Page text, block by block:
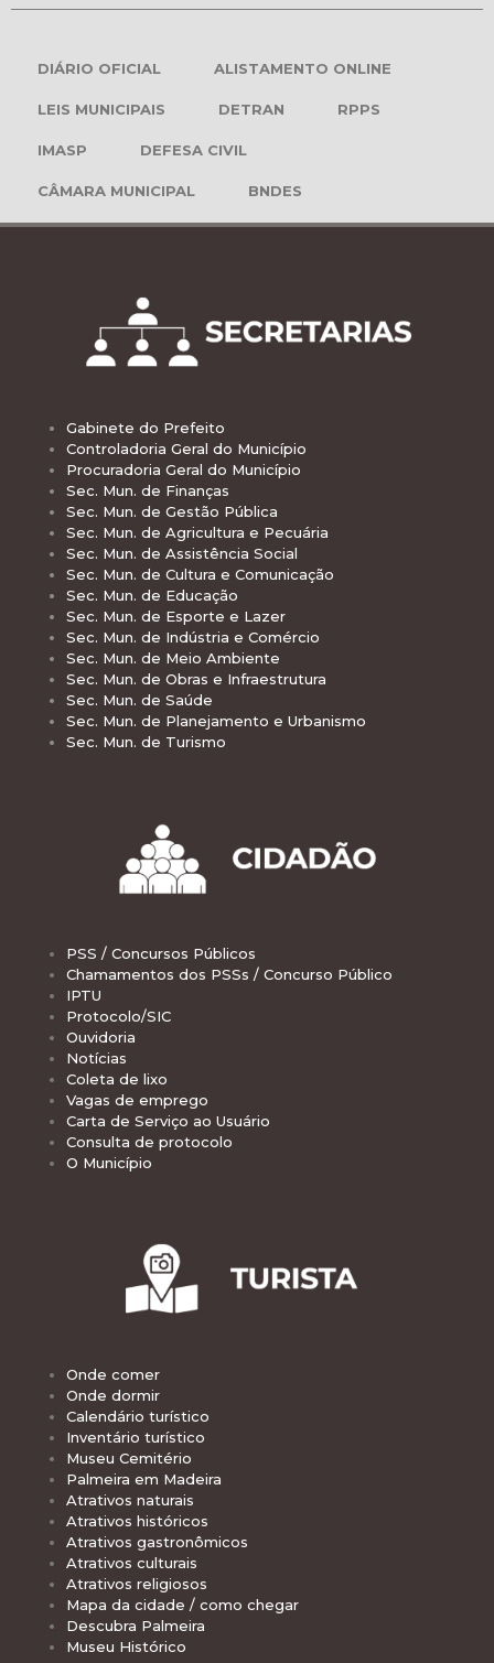
DIÁRIO OFICIAL ALISTAMENTO ONLINE
LEIS MUNICIPAIS DETRAN RPPS
IMASP DEFESA CIVIL
CÂMARA MUNICIPAL BNDES
Gabinete do Prefeito
Controladoria Geral do Município
Procuradoria Geral do Município
Sec. Mun. de Finanças
Sec. Mun. de Gestão Pública
Sec. Mun. de Agricultura e Pecuária
Sec. Mun. de Assistência Social
Sec. Mun. de Cultura e Comunicação
Sec. Mun. de Educação
Sec. Mun. de Esporte e Lazer
Sec. Mun. de Indústria e Comércio
Sec. Mun. de Meio Ambiente
Sec. Mun. de Obras e Infraestrutura
Sec. Mun. de Saúde
Sec. Mun. de Planejamento e Urbanismo
Sec. Mun. de Turismo
PSS / Concursos Públicos
Chamamentos dos PSSs / Concurso Público
IPTU
Protocolo/SIC
Ouvidoria
Notícias
Coleta de lixo
Vagas de emprego
Carta de Serviço ao Usuário
Consulta de protocolo
O Município
Onde comer
Onde dormir
Calendário turístico
Inventário turístico
Museu Cemitério
Palmeira em Madeira
Atrativos naturais
Atrativos históricos
Atrativos gastronômicos
Atrativos culturais
Atrativos religiosos
Mapa da cidade / como chegar
Descubra Palmeira
Museu Histórico